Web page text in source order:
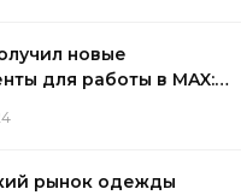
новые
для работы в MAX:
обработку
рынок одежды